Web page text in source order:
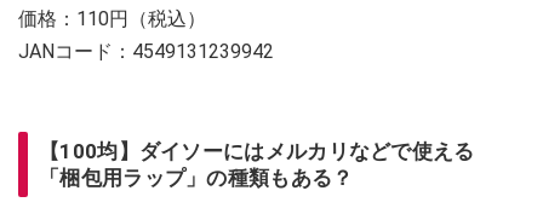
価格：110円（税込）
JANコード：4549131239942
【100均】ダイソーにはメルカリなどで使える
「梱包用ラップ」の種類もある？